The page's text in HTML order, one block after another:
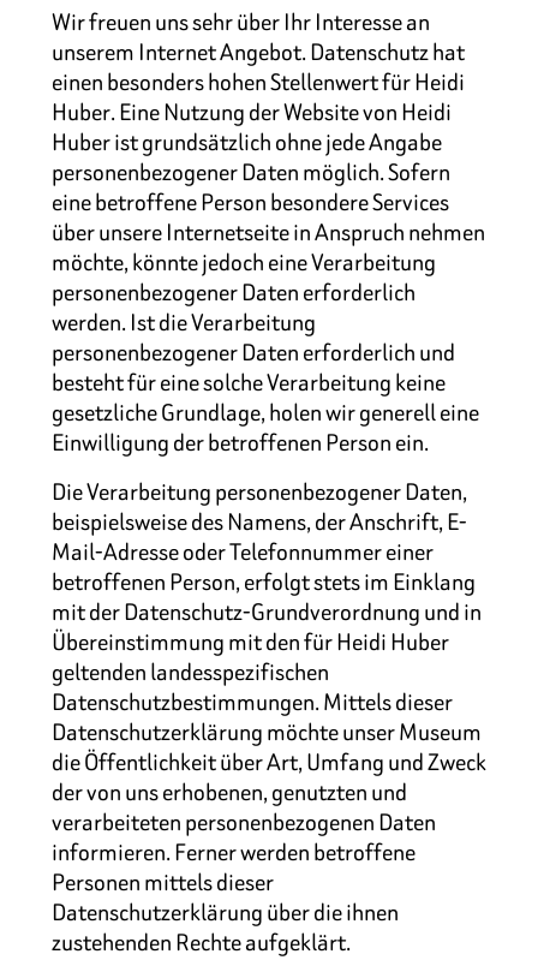
Wir freuen uns sehr über Ihr Interesse an
unserem Internet Angebot. Datenschutz hat
einen besonders hohen Stellenwert für Heidi
Huber. Eine Nutzung der Website von Heidi
Huber ist grundsätzlich ohne jede Angabe
personenbezogener Daten möglich. Sofern
eine betroffene Person besondere Services
über unsere Internetseite in Anspruch nehmen
möchte, könnte jedoch eine Verarbeitung
personenbezogener Daten erforderlich
werden. Ist die Verarbeitung
personenbezogener Daten erforderlich und
besteht für eine solche Verarbeitung keine
gesetzliche Grundlage, holen wir generell eine
Einwilligung der betroffenen Person ein.
Die Verarbeitung personenbezogener Daten,
beispielsweise des Namens, der Anschrift, E-
Mail-Adresse oder Telefonnummer einer
betroffenen Person, erfolgt stets im Einklang
mit der Datenschutz-Grundverordnung und in
Übereinstimmung mit den für Heidi Huber
geltenden landesspezifischen
Datenschutzbestimmungen. Mittels dieser
Datenschutzerklärung möchte unser Museum
die Öffentlichkeit über Art, Umfang und Zweck
der von uns erhobenen, genutzten und
verarbeiteten personenbezogenen Daten
informieren. Ferner werden betroffene
Personen mittels dieser
Datenschutzerklärung über die ihnen
zustehenden Rechte aufgeklärt.